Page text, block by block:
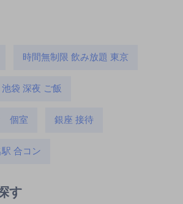
時間無制限 飲み放題 東京
池袋 深夜 ご飯
個室 銀座 接待
駅 合コン
す